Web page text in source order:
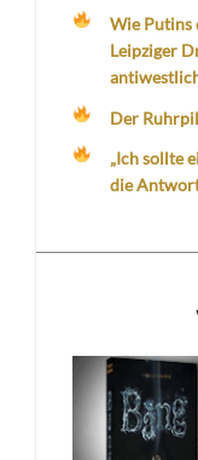
Wie Putins
Leipziger
Der
„Ich sollte
die Antwort